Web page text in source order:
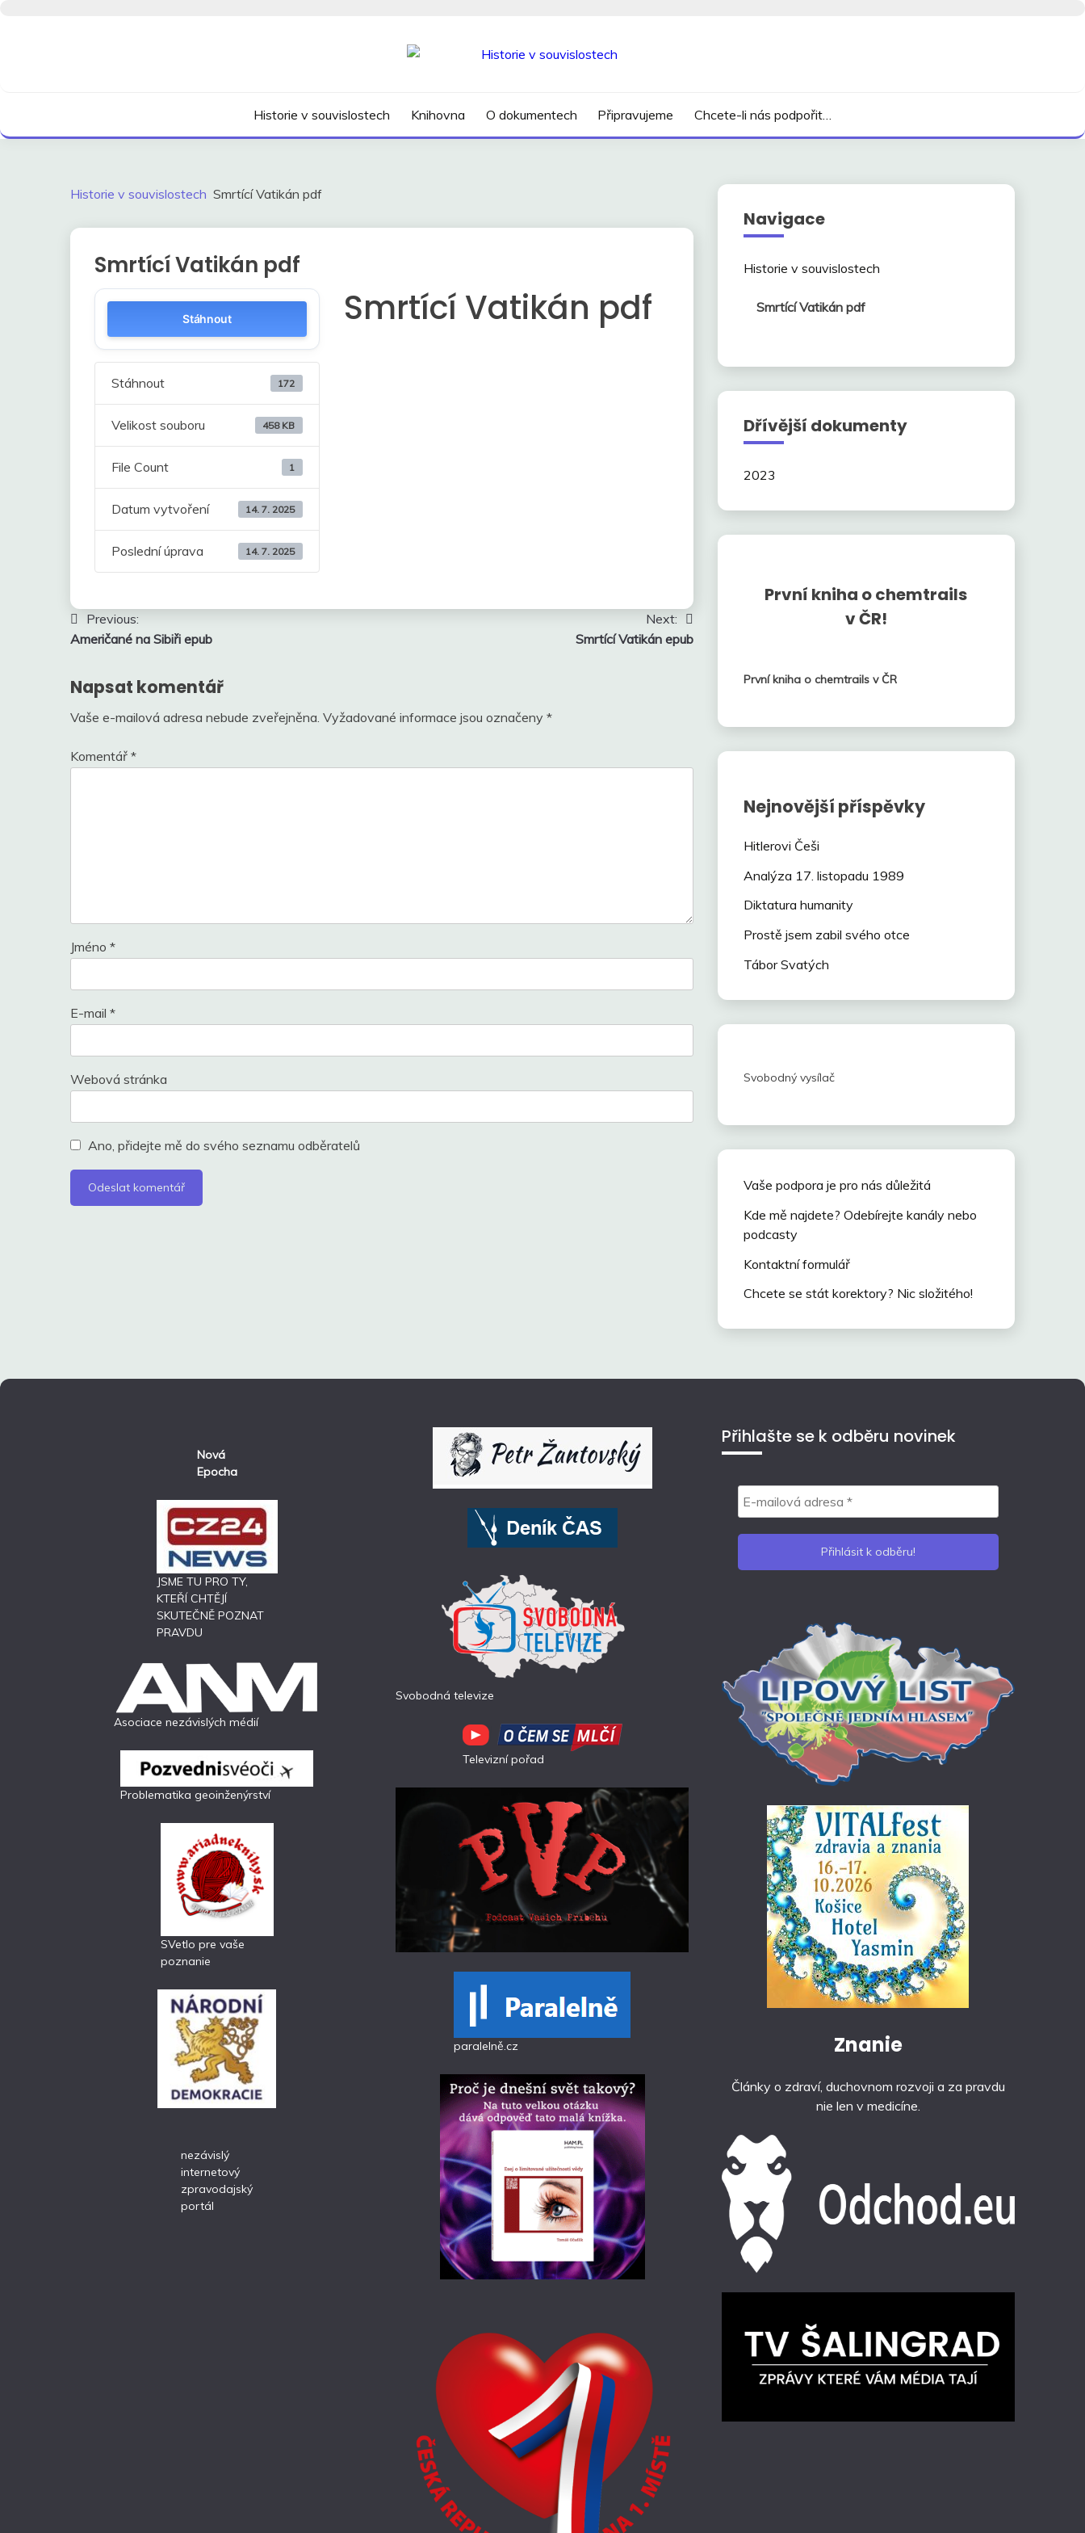
Historie v souvislostech Knihovna O dokumentech Připravujeme Chcete-li nás podpořit…
Historie v souvislostech Smrtící Vatikán pdf
Smrtící Vatikán pdf
Stáhnout
Stáhnout 172
Velikost souboru 458 KB
File Count 1
Datum vytvoření 14. 7. 2025
Poslední úprava 14. 7. 2025
Smrtící Vatikán pdf
Navigace
pro
Previous:
Američané na Sibiři epub
Next:
Smrtící Vatikán epub
Napsat komentář
Vaše e-mailová adresa nebude zveřejněna. Vyžadované informace jsou označeny *
Komentář *
Jméno *
E-mail *
Webová stránka
Ano, přidejte mě do svého seznamu odběratelů
Navigace
Historie v souvislostech
Smrtící Vatikán pdf
Dřívější dokumenty
2023
První kniha o chemtrails
v ČR!
První kniha o chemtrails v ČR
Nejnovější příspěvky
Hitlerovi Češi
Analýza 17. listopadu 1989
Diktatura humanity
Prostě jsem zabil svého otce
Tábor Svatých
Svobodný vysílač
Vaše podpora je pro nás důležitá
Kde mě najdete? Odebírejte kanály nebo
podcasty
Kontaktní formulář
Chcete se stát korektory? Nic složitého!
Nová
Epocha
JSME TU PRO TY,
KTEŘÍ CHTĚJÍ
SKUTEČNĚ POZNAT
PRAVDU
Asociace nezávislých médií
Problematika geoinženýrství
SVetlo pre vaše
poznanie
nezávislý
internetový
zpravodajský
portál
Svobodná televize
Televizní pořad
paralelně.cz
Přihlašte se k odběru novinek
Znanie
Články o zdraví, duchovnom rozvoji a za pravdu
nie len v medicíne.